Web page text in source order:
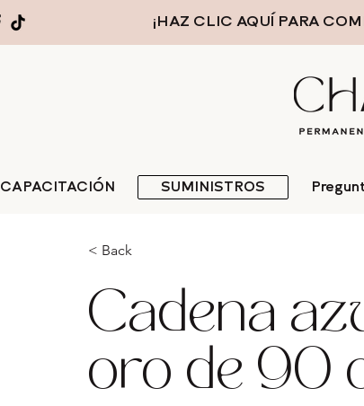
¡HAZ CLIC AQUÍ PARA
CAPACITACIÓN SUMINISTROS
< Back
Cadena
oro de 90